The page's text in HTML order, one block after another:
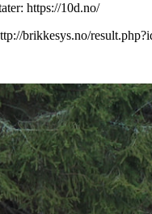
https://10d.no/
brikkesys.no/